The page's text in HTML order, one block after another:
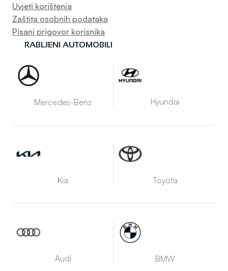
Uvjeti korištenja
Zaštita osobnih podataka
Pisani prigovor korisnika
RABLJENI AUTOMOBILI
Mercedes-Benz Hyundai
Kia Toyota
Audi BMW